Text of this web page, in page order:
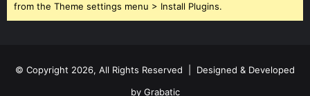
from the Theme settings menu > Install Plugins.
© Copyright 2026, All Rights Reserved | Designed & Developed
by Grabatic